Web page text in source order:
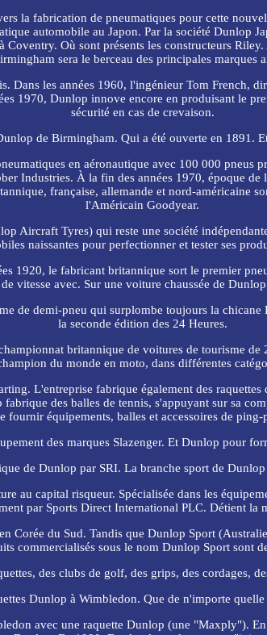
la fabrication de pneumatiques pour cette
automobile au Japon. Par la société Dunlop
Où sont présents les constructeurs
sera le berceau des principales marques
Dans les années 1960, l'ingénieur Tom French,
1970, Dunlop innove encore en produisant le
sécurité en cas de crevaison.
de Birmingham. Qui a été ouverte en 1891.
en aéronautique avec 100 000 pneus
Industries. À la fin des années 1970, époque
française, allemande et nord-américaine
l'Américain Goodyear.
Aircraft Tyres) qui reste une société
naissantes pour perfectionner et tester ses
1920, le fabricant britannique sort le premier
vitesse avec. Sur une voiture chaussée de
de demi-pneu qui surplombe toujours la
la seconde édition des 24 Heures.
britannique de voitures de tourisme de
du monde en moto, dans différentes
L'entreprise fabrique également des
des balles de tennis, s'appuyant sur sa
fournir équipements, balles et accessoires de ping-
des marques Slazenger. Et Dunlop pour
de Dunlop par SRI. La branche sport de
au capital risqueur. Spécialisée dans les
par Sports Direct International PLC. Détient la
Corée du Sud. Tandis que Dunlop Sport
commercialisés sous le nom Dunlop Sport sont
des clubs de golf, des grips, des cordages,
Dunlop à Wimbledon. Que de n'importe
avec une raquette Dunlop (une "Maxply").